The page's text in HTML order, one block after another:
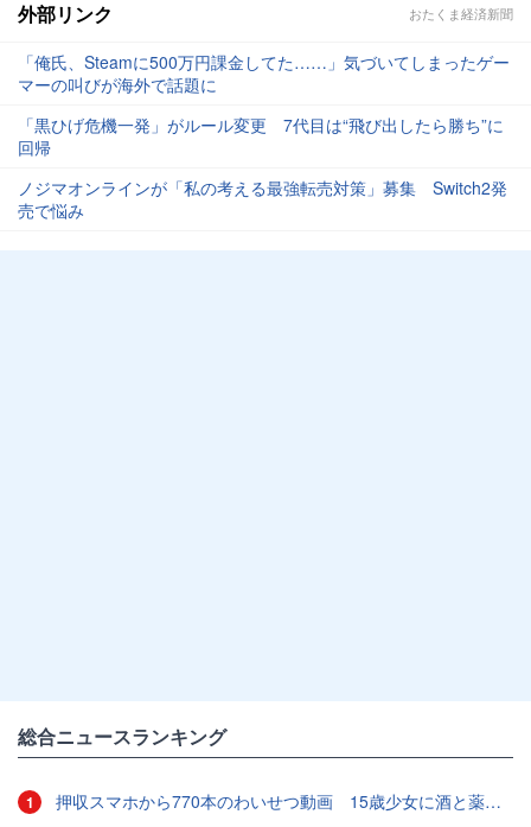
外部リンク おたくま経済新聞
「俺氏、Steamに500万円課金してた……」気づいてしまったゲー
マーの叫びが海外で話題に
「黒ひげ危機一発」がルール変更 7代目は“飛び出したら勝ち”に
回帰
ノジマオンラインが「私の考える最強転売対策」募集 Switch2発
売で悩み
総合ニュースランキング
1 押収スマホから770本のわいせつ動画 15歳少女に酒と薬飲ませ性的暴行か 54歳男を再逮捕 「薬もありますよ」とSNSで誘い出し